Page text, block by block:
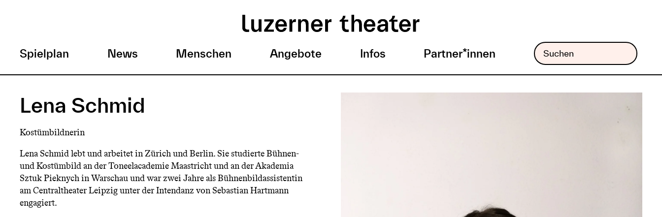
H
a
u
p
t
m
e
Spielplan News Menschen Angebote Infos Partner*innen
Lena Schmid
Kostümbildnerin
Lena Schmid lebt und arbeitet in Zürich und Berlin. Sie studierte Bühnen-
und Kostümbild an der Toneelacademie Maastricht und an der Akademia
Sztuk Pieknych in Warschau und war zwei Jahre als Bühnenbildassistentin
am Centraltheater Leipzig unter der Intendanz von Sebastian Hartmann
engagiert.